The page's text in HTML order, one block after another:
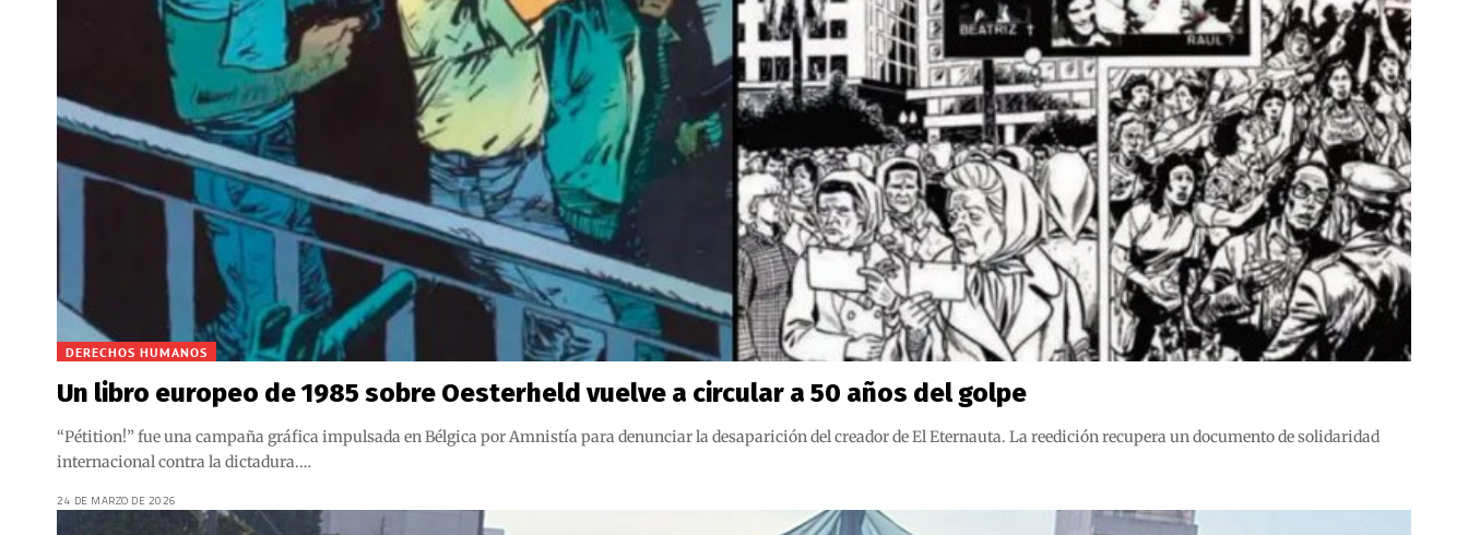
DERECHOS HUMANOS
Un libro europeo de 1985 sobre Oesterheld vuelve a circular a 50 años del golpe
“Pétition!” fue una campaña gráfica impulsada en Bélgica por Amnistía para denunciar la desaparición del creador de El Eternauta. La reedición recupera un documento de solidaridad
internacional contra la dictadura.…
24 DE MARZO DE 2026